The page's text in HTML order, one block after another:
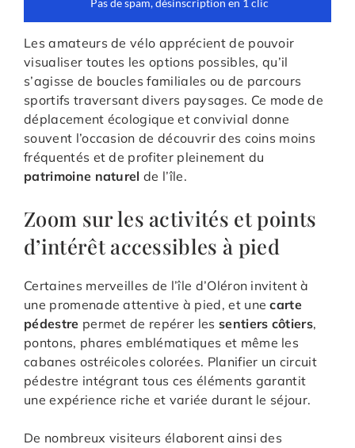
Les amateurs de vélo apprécient de pouvoir
visualiser toutes les options possibles, qu’il
s’agisse de boucles familiales ou de parcours
sportifs traversant divers paysages. Ce mode de
déplacement écologique et convivial donne
souvent l’occasion de découvrir des coins moins
fréquentés et de profiter pleinement du
patrimoine naturel de l’île.
Zoom sur les activités et points
d’intérêt accessibles à pied
Certaines merveilles de l’île d’Oléron invitent à
une promenade attentive à pied, et unecarte
pédestre permet de repérer les sentiers côtiers,
pontons, phares emblématiques et même les
cabanes ostréicoles colorées. Planifier un circuit
pédestre intégrant tous ces éléments garantit
une expérience riche et variée durant le séjour.
De nombreux visiteurs élaborent ainsi des